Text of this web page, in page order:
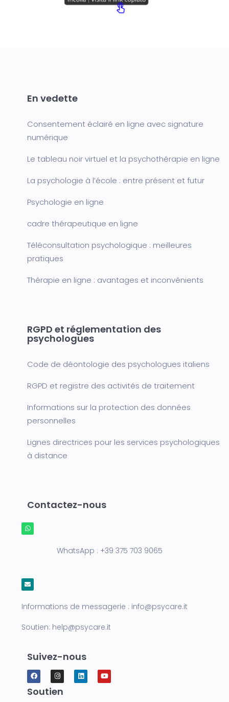
En vedette
Consentement éclairé en ligne avec signature
numérique
Le tableau noir virtuel et la psychothérapie en ligne
La psychologie à l’école : entre présent et futur
Psychologie en ligne
cadre thérapeutique en ligne
Téléconsultation psychologique : meilleures
pratiques
Thérapie en ligne : avantages et inconvénients
RGPD et réglementation des
psychologues
Code de déontologie des psychologues italiens
RGPD et registre des activités de traitement
Informations sur la protection des données
personnelles
Lignes directrices pour les services psychologiques
à distance
Contactez-nous
WhatsApp : +39 375 703 9065
Informations de messagerie : info@psycare.it
Soutien: help@psycare.it
Suivez-nous
Soutien